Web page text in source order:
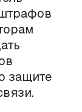
защите